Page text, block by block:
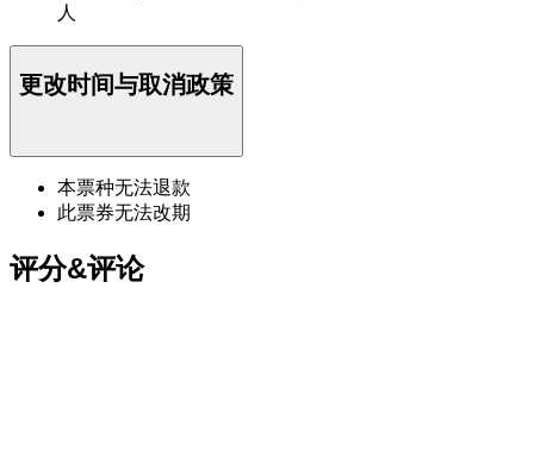
人
更改时间与取消政策
本票种无法退款
此票券无法改期
评分&评论